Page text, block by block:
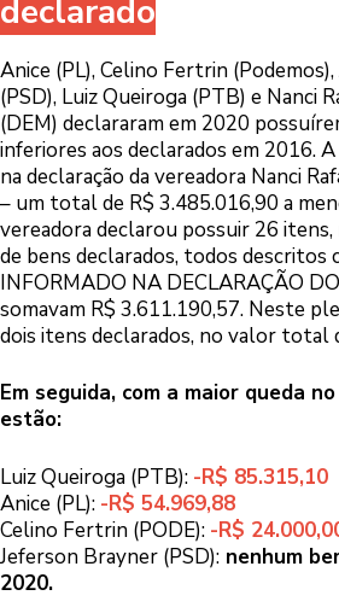
declarado
Anice (PL), Celino Fertrin
(PSD), Luiz Queiroga (PTB) e Nanci
(DEM) declararam em 2020
inferiores aos declarados em 2016.
na declaração da vereadora Nanci
– um total de R$ 3.485.016,90 a
vereadora declarou possuir 26
de bens declarados, todos descritos
INFORMADO NA DECLARAÇÃO DO
somavam R$ 3.611.190,57. Neste
dois itens declarados, no valor total
Em seguida, com a maior queda
estão:
Luiz Queiroga (PTB): -R$ 85.315,10
Anice (PL): -R$ 54.969,88
Celino Fertrin (PODE): -R$
Jeferson Brayner (PSD): nenhum
2020.